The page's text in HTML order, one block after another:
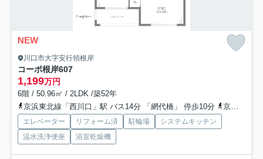
NEW
川口市大字安行領根岸
コーポ根岸607
1,199万円
6階 / 50.96㎡ / 2LDK /築52年
京浜東北線「西川口」駅 バス14分 「網代橋」 停歩10分
京浜東北線「蕨」駅 バス17分 「鹿島」 停歩5分
エレベーター リフォーム済 駐輪場
システムキッチン
温水洗浄便座
浴室乾燥機